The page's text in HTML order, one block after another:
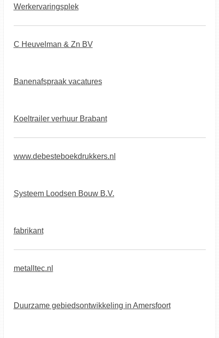
Werkervaringsplek
C Heuvelman & Zn BV
Banenafspraak vacatures
Koeltrailer verhuur Brabant
www.debesteboekdrukkers.nl
Systeem Loodsen Bouw B.V.
fabrikant
metalltec.nl
Duurzame gebiedsontwikkeling in Amersfoort